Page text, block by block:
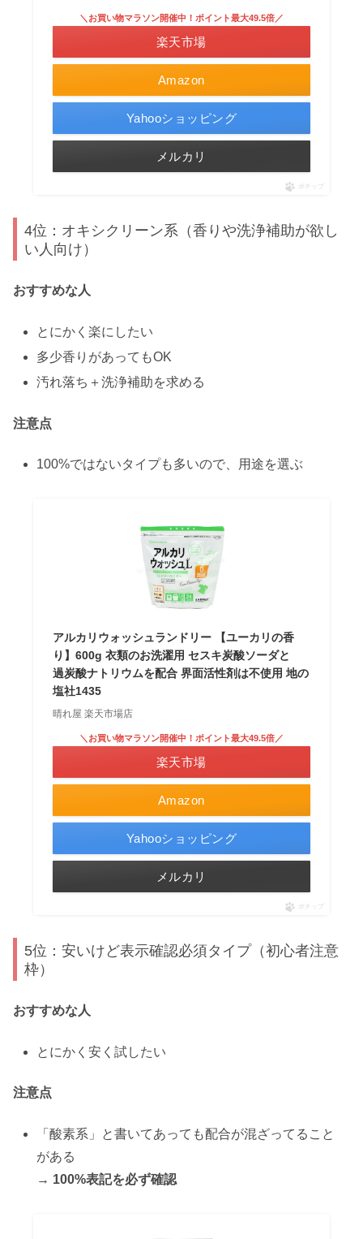
Amazon
＼お買い物マラソン開催中！ポイント最大49.5倍／
楽天市場
Yahooショッピング
メルカリ
ポチップ
4位：オキシクリーン系（香りや洗浄補助が欲し
い人向け）
おすすめな人
とにかく楽にしたい
多少香りがあってもOK
汚れ落ち＋洗浄補助を求める
注意点
100%ではないタイプも多いので、用途を選ぶ
アルカリウォッシュランドリー 【ユーカリの香
り】600g 衣類のお洗濯用 セスキ炭酸ソーダと
過炭酸ナトリウムを配合 界面活性剤は不使用 地の
塩社1435
晴れ屋 楽天市場店
Amazon
＼お買い物マラソン開催中！ポイント最大49.5倍／
楽天市場
Yahooショッピング
メルカリ
ポチップ
5位：安いけど表示確認必須タイプ（初心者注意
枠）
おすすめな人
とにかく安く試したい
注意点
「酸素系」と書いてあっても配合が混ざってること
がある
→ 100%表記を必ず確認